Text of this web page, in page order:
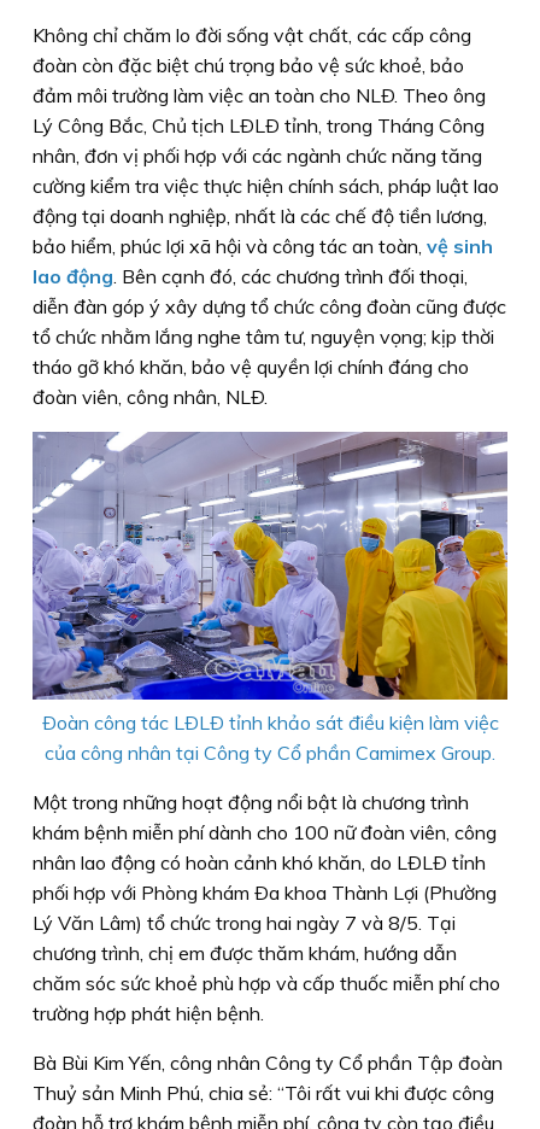
Không chỉ chăm lo đời sống vật chất, các cấp công
đoàn còn đặc biệt chú trọng bảo vệ sức khoẻ, bảo
đảm môi trường làm việc an toàn cho NLÐ. Theo ông
Lý Công Bắc, Chủ tịch LÐLÐ tỉnh, trong Tháng Công
nhân, đơn vị phối hợp với các ngành chức năng tăng
cường kiểm tra việc thực hiện chính sách, pháp luật lao
động tại doanh nghiệp, nhất là các chế độ tiền lương,
bảo hiểm, phúc lợi xã hội và công tác an toàn, vệ sinh
lao động . Bên cạnh đó, các chương trình đối thoại,
diễn đàn góp ý xây dựng tổ chức công đoàn cũng được
tổ chức nhằm lắng nghe tâm tư, nguyện vọng; kịp thời
tháo gỡ khó khăn, bảo vệ quyền lợi chính đáng cho
đoàn viên, công nhân, NLÐ.
Ðoàn công tác LÐLÐ tỉnh khảo sát điều kiện làm việc
của công nhân tại Công ty Cổ phần Camimex Group.
Một trong những hoạt động nổi bật là chương trình
khám bệnh miễn phí dành cho 100 nữ đoàn viên, công
nhân lao động có hoàn cảnh khó khăn, do LÐLÐ tỉnh
phối hợp với Phòng khám Ða khoa Thành Lợi (Phường
Lý Văn Lâm) tổ chức trong hai ngày 7 và 8/5. Tại
chương trình, chị em được thăm khám, hướng dẫn
chăm sóc sức khoẻ phù hợp và cấp thuốc miễn phí cho
trường hợp phát hiện bệnh.
Bà Bùi Kim Yến, công nhân Công ty Cổ phần Tập đoàn
Thuỷ sản Minh Phú, chia sẻ: “Tôi rất vui khi được công
đoàn hỗ trợ khám bệnh miễn phí, công ty còn tạo điều